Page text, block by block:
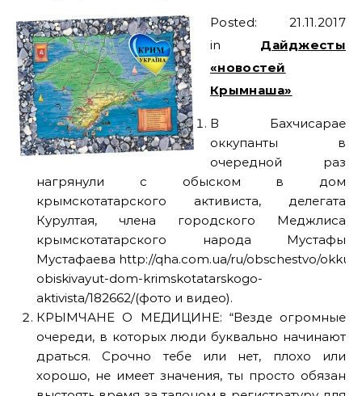
Posted: 21.11.2017
in Дайджесты
«новостей
Крымнаша»
В Бахчисарае
оккупанты в
очередной раз
нагрянули с обыском в дом
крымскотатарского активиста, делегата
Курултая, члена городского Меджлиса
крымскотатарского народа Мустафы
Мустафаева http://qha.com.ua/ru/obschestvo/
obiskivayut-dom-krimskotatarskogo-
aktivista/182662/(фото и видео).
КРЫМЧАНЕ О МЕДИЦИНЕ: “Везде огромные
очереди, в которых люди буквально начинают
драться. Срочно тебе или нет, плохо или
хорошо, не имеет значения, ты просто обязан